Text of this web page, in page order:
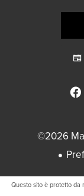
©2026
Questo sito è protetto da